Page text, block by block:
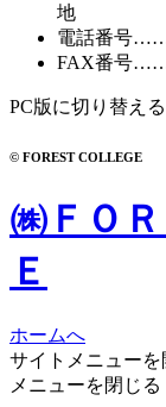
地
電話番号
FAX番号
PC版に切り替える
© FOREST COLLEGE
㈱ＦＯ
Ｅ
ホームへ
サイトメニューを
メニューを閉じる